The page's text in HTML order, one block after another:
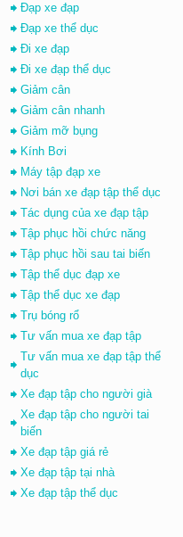
Đạp xe đạp
Đạp xe thể dục
Đi xe đạp
Đi xe đạp thể dục
Giảm cân
Giảm cân nhanh
Giảm mỡ bụng
Kính Bơi
Máy tập đạp xe
Nơi bán xe đạp tập thể dục
Tác dụng của xe đạp tập
Tập phục hồi chức năng
Tập phục hồi sau tai biến
Tập thể dục đạp xe
Tập thể dục xe đạp
Trụ bóng rổ
Tư vấn mua xe đạp tập
Tư vấn mua xe đạp tập thể
dục
Xe đạp tập cho người già
Xe đạp tập cho người tai
biến
Xe đạp tập giá rẻ
Xe đạp tập tại nhà
Xe đạp tập thể dục